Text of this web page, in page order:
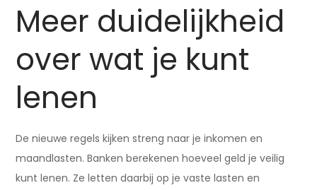
Meer duidelijkheid
over wat je kunt
lenen
De nieuwe regels kijken streng naar je inkomen en
maandlasten. Banken berekenen hoeveel geld je veilig
kunt lenen. Ze letten daarbij op je vaste lasten en